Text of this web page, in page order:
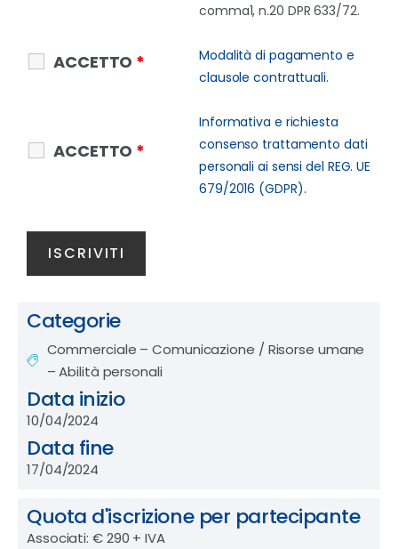
comma1, n.20 DPR 633/72.
ACCETTO *
Modalità di pagamento e
clausole contrattuali.
ACCETTO *
Informativa e richiesta
consenso trattamento dati
personali ai sensi del REG. UE
679/2016 (GDPR).
Categorie
Commerciale – Comunicazione / Risorse umane
– Abilità personali
Data inizio
10/04/2024
Data fine
17/04/2024
Quota d'iscrizione per partecipante
Associati: € 290 + IVA